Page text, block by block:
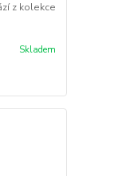
z kolekce
Skladem